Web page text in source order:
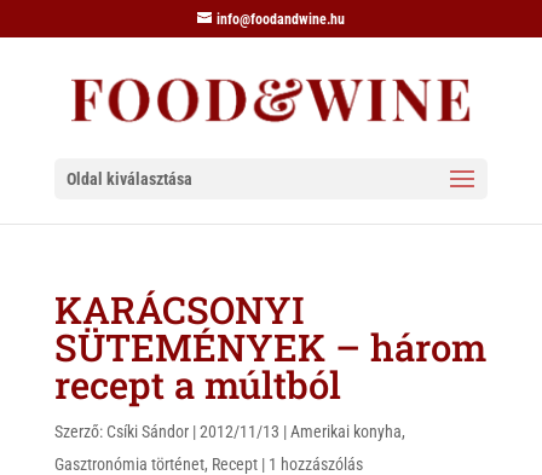
info@foodandwine.hu
Oldal kiválasztása
KARÁCSONYI
SÜTEMÉNYEK – három
recept a múltból
Szerző: Csíki Sándor|2012/11/13 |Amerikai konyha,
Gasztronómia történet, Recept| 1 hozzászólás